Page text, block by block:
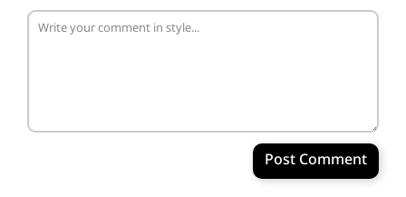
Post Comment